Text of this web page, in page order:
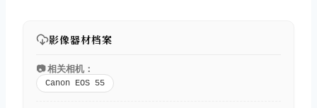
影像器材档案
📷 相关相机：
Canon EOS 55